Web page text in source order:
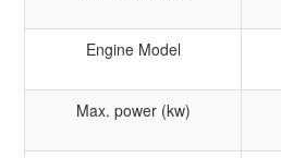
Engine Model
Max. power (kw)